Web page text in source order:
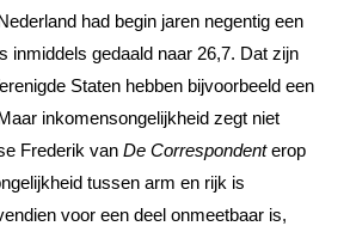
had begin jaren negentig een
inmiddels gedaald naar 26,7. Dat zijn
Staten hebben bijvoorbeeld een
inkomensongelijkheid zegt niet
Frederik van De Correspondenterop
tussen arm en rijk is
voor een deel onmeetbaar is,